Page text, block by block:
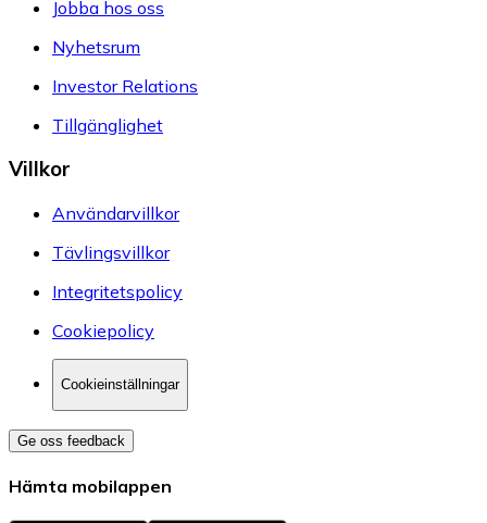
Jobba hos oss
Nyhetsrum
Investor Relations
Tillgänglighet
Villkor
Användarvillkor
Tävlingsvillkor
Integritetspolicy
Cookiepolicy
Cookieinställningar
Ge oss feedback
Hämta mobilappen